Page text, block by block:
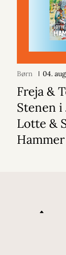
Børn 04.
Freja &
Stenen i
Lotte &
Hammer